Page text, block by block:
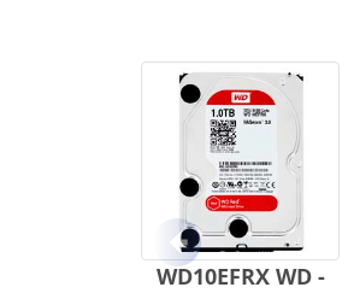
WD10EFRX WD -
Anterior